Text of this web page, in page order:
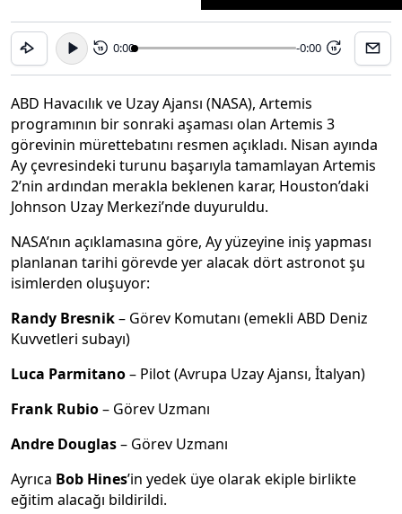
15 0:00 -0:00 15
ABD Havacılık ve Uzay Ajansı (NASA), Artemis
programının bir sonraki aşaması olan Artemis 3
görevinin mürettebatını resmen açıkladı. Nisan ayında
Ay çevresindeki turunu başarıyla tamamlayan Artemis
2’nin ardından merakla beklenen karar, Houston’daki
Johnson Uzay Merkezi’nde duyuruldu.
NASA’nın açıklamasına göre, Ay yüzeyine iniş yapması
planlanan tarihi görevde yer alacak dört astronot şu
isimlerden oluşuyor:
Randy Bresnik– Görev Komutanı (emekli ABD Deniz
Kuvvetleri subayı)
Luca Parmitano– Pilot (Avrupa Uzay Ajansı, İtalyan)
Frank Rubio– Görev Uzmanı
Andre Douglas– Görev Uzmanı
Ayrıca Bob Hines’in yedek üye olarak ekiple birlikte
eğitim alacağı bildirildi.